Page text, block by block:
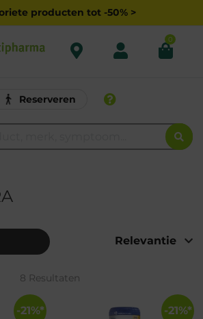
producten tot -50% >
0
Reserveren
8 Resultaten
-21%* -21%*